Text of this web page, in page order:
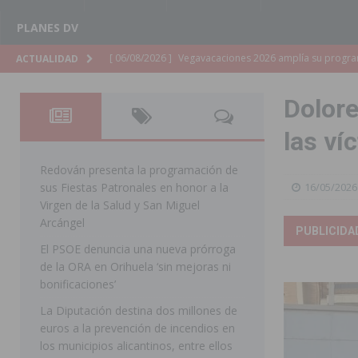
PLANES DV
ACTUALIDAD [ 06/08/2026 ] La Diputación de Alicante inyectará
Patronales 2026
SAN MIGUEL DE SALINAS
[ 06/08/2026 ] La Escuela Municipal de Música de
curso 2026-2027
MONTESINOS
[ 06/08/2026 ]
Convocado el XXVII Concurso de
[ 06/08/2026 ] Benejúzar vive el verano con una
BENEJUZAR
Orihuela continúa mejorando los
pedanías
ORIHUELA
las
16/05/2026
Redován presenta la programación de
sus Fiestas Patronales en honor a la
Virgen de la Salud y San Miguel
Arcángel
El PSOE denuncia una nueva prórroga
de la ORA en Orihuela ‘sin mejoras ni
bonificaciones’
La Diputación destina dos millones de
euros a la prevención de incendios en
los municipios alicantinos, entre ellos